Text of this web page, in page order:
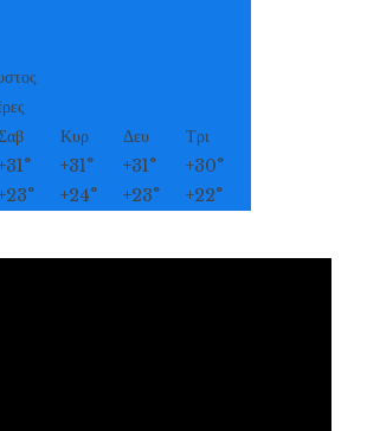
Κυρ Δευ
Τρι
31° +31° +31° +30°
23° +24° +23° +22°